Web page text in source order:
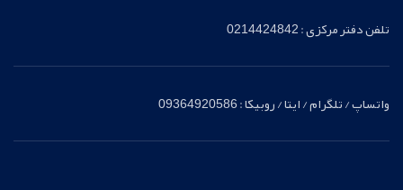
تلفن دفتر مرکزی : 0214424842
واتساپ / تلگرام / ایتا / روبیکا : 09364920586